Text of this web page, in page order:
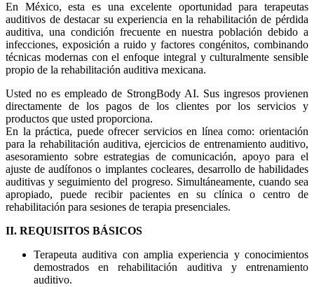
En México, esta es una excelente oportunidad para terapeutas
auditivos de destacar su experiencia en la rehabilitación de pérdida
auditiva, una condición frecuente en nuestra población debido a
infecciones, exposición a ruido y factores congénitos, combinando
técnicas modernas con el enfoque integral y culturalmente sensible
propio de la rehabilitación auditiva mexicana.
Usted no es empleado de StrongBody AI. Sus ingresos provienen
directamente de los pagos de los clientes por los servicios y
productos que usted proporciona.
En la práctica, puede ofrecer servicios en línea como: orientación
para la rehabilitación auditiva, ejercicios de entrenamiento auditivo,
asesoramiento sobre estrategias de comunicación, apoyo para el
ajuste de audífonos o implantes cocleares, desarrollo de habilidades
auditivas y seguimiento del progreso. Simultáneamente, cuando sea
apropiado, puede recibir pacientes en su clínica o centro de
rehabilitación para sesiones de terapia presenciales.
II. REQUISITOS BÁSICOS
Terapeuta auditiva con amplia experiencia y conocimientos
demostrados en rehabilitación auditiva y entrenamiento
auditivo.